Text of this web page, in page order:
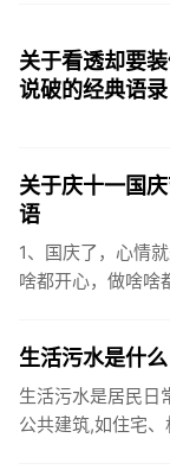
关于看透却要
说破的经典语录
关于庆十一国
语
1、国庆了，心情
啥都开心，做啥啥
生活污水是什么
生活污水是居民日
公共建筑,如住宅